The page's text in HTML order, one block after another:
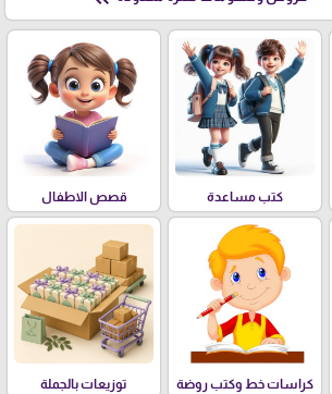
كتب مساعدة قصص الاطفال
كراسات خط وكتب روضة توزيعات بالجملة